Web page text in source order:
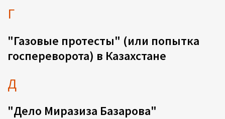
Г
"Газовые протесты" (или попытка
госпереворота) в Казахстане
Д
"Дело Миразиза Базарова"